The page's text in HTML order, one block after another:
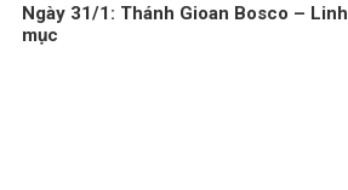
Ngày 31/1: Thánh Gioan Bosco – Linh
mục